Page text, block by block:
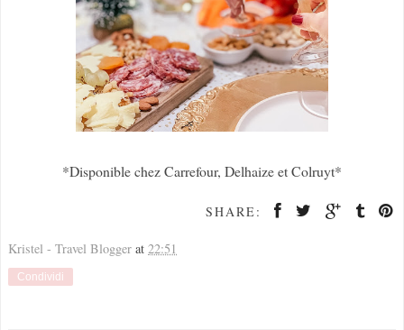
*Disponible chez Carrefour, Delhaize et Colruyt*
SHARE:
Kristel - Travel Blogger at 22:51
Condividi